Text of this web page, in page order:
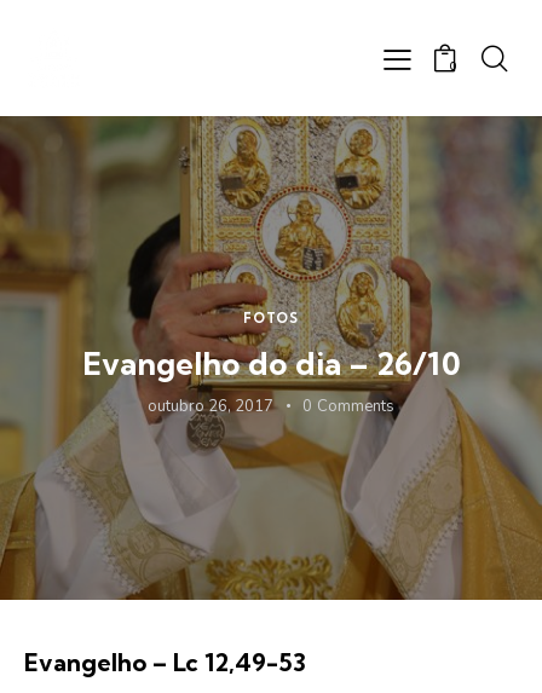
0
FOTOS
Evangelho do dia – 26/10
outubro 26, 2017 0 Comments
Evangelho – Lc 12,49-53